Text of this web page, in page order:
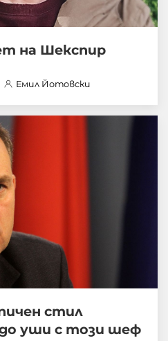
на Шекспир
Емил Йотовски
стил
до уши с този шеф